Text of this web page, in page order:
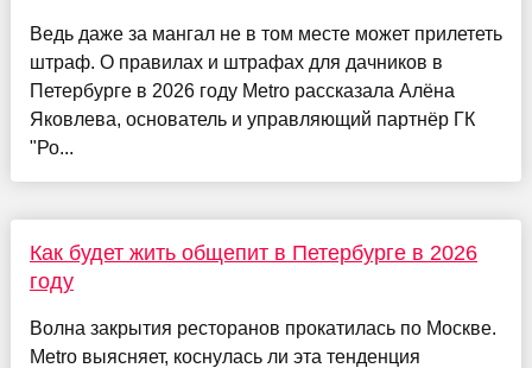
Ведь даже за мангал не в том месте может прилететь
штраф. О правилах и штрафах для дачников в
Петербурге в 2026 году Metro рассказала Алёна
Яковлева, основатель и управляющий партнёр ГК
"Ро...
Как будет жить общепит в Петербурге в 2026
году
Волна закрытия ресторанов прокатилась по Москве.
Metro выясняет, коснулась ли эта тенденция